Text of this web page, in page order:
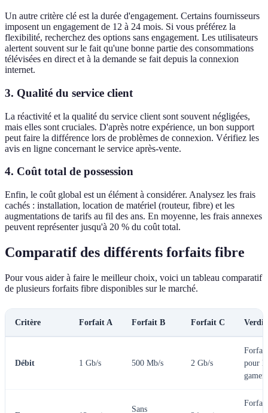
Un autre critère clé est la durée d'engagement. Certains fournisseurs
imposent un engagement de 12 à 24 mois. Si vous préférez la
flexibilité, recherchez des options sans engagement. Les utilisateurs
alertent souvent sur le fait qu'une bonne partie des consommations
télévisées en direct et à la demande se fait depuis la connexion
internet.
3. Qualité du service client
La réactivité et la qualité du service client sont souvent négligées,
mais elles sont cruciales. D'après notre expérience, un bon support
peut faire la différence lors de problèmes de connexion. Vérifiez les
avis en ligne concernant le service après-vente.
4. Coût total de possession
Enfin, le coût global est un élément à considérer. Analysez les frais
cachés : installation, location de matériel (routeur, fibre) et les
augmentations de tarifs au fil des ans. En moyenne, les frais annexes
peuvent représenter jusqu'à 20 % du coût total.
Comparatif des différents forfaits fibre
Pour vous aider à faire le meilleur choix, voici un tableau comparatif
de plusieurs forfaits fibre disponibles sur le marché.
Critère Forfait A Forfait B Forfait C
Débit 1 Gb/s 500 Mb/s 2 Gb/s
pour
gamers
Sans